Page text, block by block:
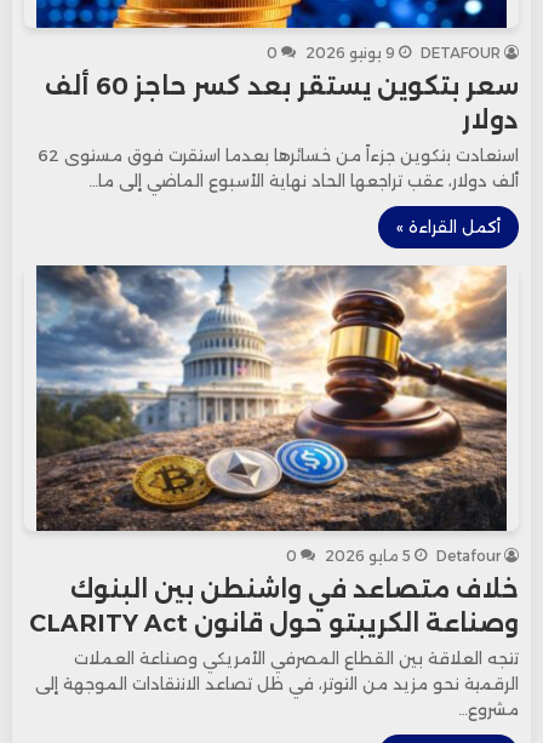
DETAFOUR 9 يونيو 2026 0
سعر بتكوين يستقر بعد كسر حاجز 60 ألف
دولار
استعادت بتكوين جزءاً من خسائرها بعدما استقرت فوق مستوى 62
ألف دولار، عقب تراجعها الحاد نهاية الأسبوع الماضي إلى ما…
أكمل القراءة »
Detafour 5 مايو 2026 0
خلاف متصاعد في واشنطن بين البنوك
وصناعة الكريبتو حول قانون CLARITY Act
تتجه العلاقة بين القطاع المصرفي الأمريكي وصناعة العملات
الرقمية نحو مزيد من التوتر، في ظل تصاعد الانتقادات الموجهة إلى
مشروع…